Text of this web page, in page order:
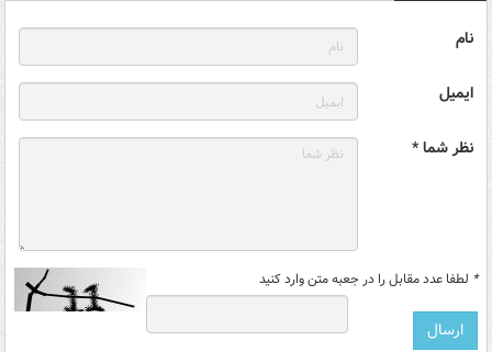
نام
ایمیل
نظر شما *
* لطفا عدد مقابل را در جعبه متن وارد کنید